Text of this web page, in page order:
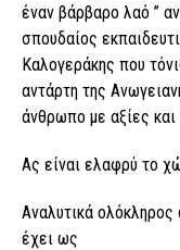
έναν βάρβαρο λαό ”
σπουδαίος
Καλογεράκης που
αντάρτη της
άνθρωπο με αξίες και
Ας είναι ελαφρύ το
Αναλυτικά
έχει ως